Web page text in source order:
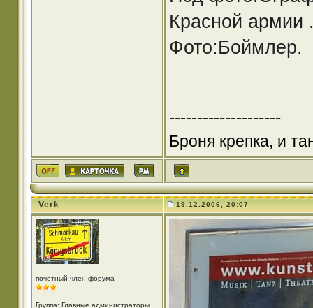
Красной армии
Фото:Боймлер.
--------------------
Броня крепка, и
Verk 19.12.2006, 20:07
почетный член форума
Группа: Главные администраторы